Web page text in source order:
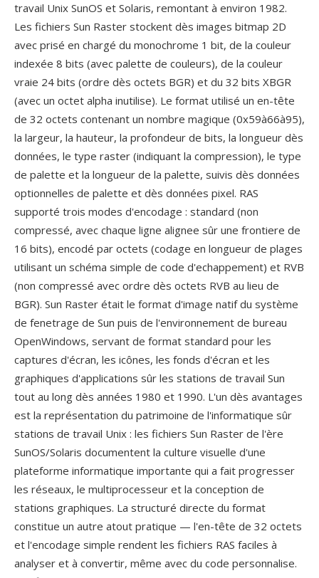
travail Unix SunOS et Solaris, remontant à environ 1982.
Les fichiers Sun Raster stockent dès images bitmap 2D
avec prisé en chargé du monochrome 1 bit, de la couleur
indexée 8 bits (avec palette de couleurs), de la couleur
vraie 24 bits (ordre dès octets BGR) et du 32 bits XBGR
(avec un octet alpha inutilise). Le format utilisé un en-tête
de 32 octets contenant un nombre magique (0x59à66à95),
la largeur, la hauteur, la profondeur de bits, la longueur dès
données, le type raster (indiquant la compression), le type
de palette et la longueur de la palette, suivis dès données
optionnelles de palette et dès données pixel. RAS
supporté trois modes d'encodage : standard (non
compressé, avec chaque ligne alignee sûr une frontiere de
16 bits), encodé par octets (codage en longueur de plages
utilisant un schéma simple de code d'echappement) et RVB
(non compressé avec ordre dès octets RVB au lieu de
BGR). Sun Raster était le format d'image natif du système
de fenetrage de Sun puis de l'environnement de bureau
OpenWindows, servant de format standard pour les
captures d'écran, les icônes, les fonds d'écran et les
graphiques d'applications sûr les stations de travail Sun
tout au long dès années 1980 et 1990. L'un dès avantages
est la représentation du patrimoine de l'informatique sûr
stations de travail Unix : les fichiers Sun Raster de l'ère
SunOS/Solaris documentent la culture visuelle d'une
plateforme informatique importante qui a fait progresser
les réseaux, le multiprocesseur et la conception de
stations graphiques. La structuré directe du format
constitue un autre atout pratique — l'en-tête de 32 octets
et l'encodage simple rendent les fichiers RAS faciles à
analyser et à convertir, même avec du code personnalise.